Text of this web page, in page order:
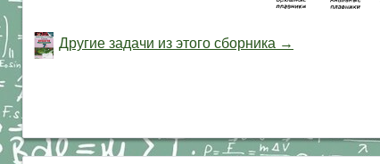
Другие задачи из этого сборника →